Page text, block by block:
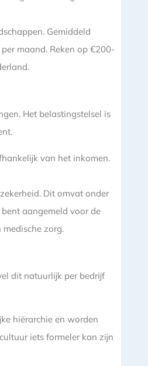
Gemiddeld
maand. Reken op €200-
Het belastingstelsel is
van het inkomen.
Dit omvat onder
aangemeld voor de
zorg.
dit natuurlijk per bedrijf
hiërarchie en worden
iets formeler kan zijn